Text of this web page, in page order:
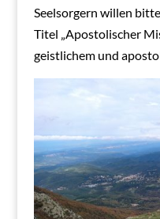
Seelsorgern willen
Titel „Apostolischer
geistlichem und